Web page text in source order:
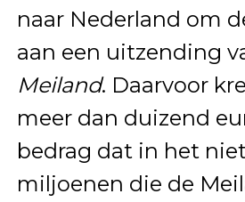
naar Nederland om
aan een uitzending
Meiland. Daarvoor
meer dan duizend
bedrag dat in het
miljoenen die de